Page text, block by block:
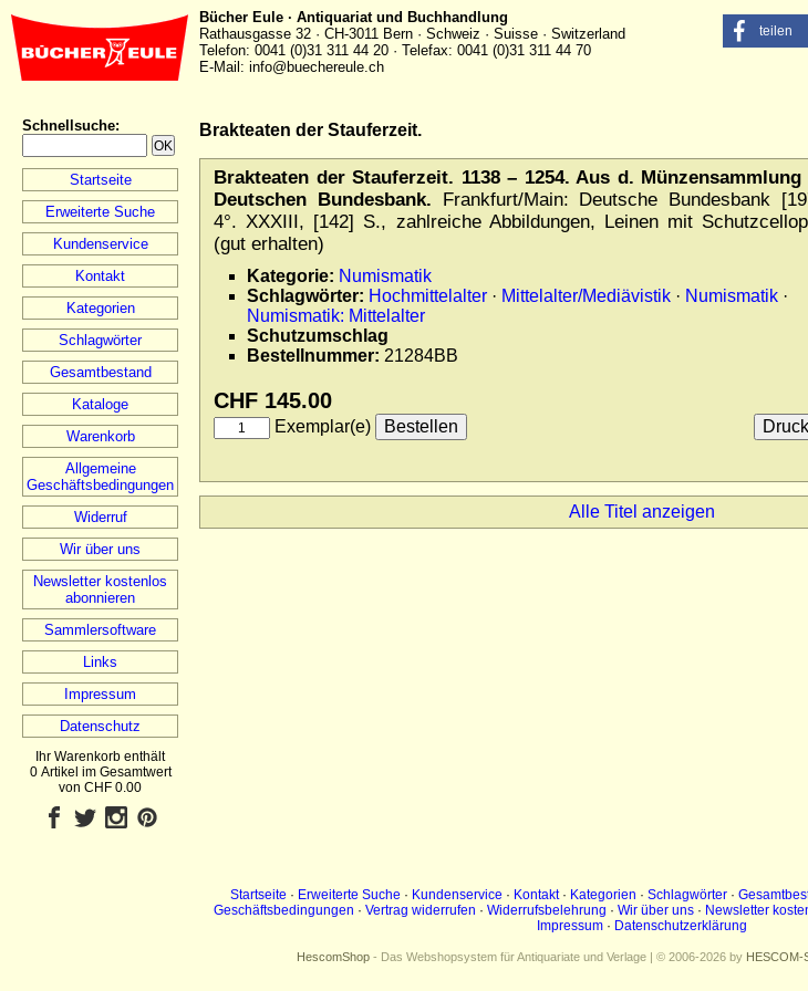
Bücher Eule · Antiquariat und Buchhandlung
Rathausgasse 32 · CH-3011 Bern · Schweiz · Suisse · Switzerland
Telefon: 0041 (0)31 311 44 20 · Telefax: 0041 (0)31 311 44 70
E-Mail: info@buechereule.ch
teilen
Schnellsuche:
Startseite
Erweiterte Suche
Kundenservice
Kontakt
Kategorien
Schlagwörter
Gesamtbestand
Kataloge
Warenkorb
Allgemeine
Geschäftsbedingungen
Widerruf
Wir über uns
Newsletter kostenlos
abonnieren
Sammlersoftware
Links
Impressum
Datenschutz
Ihr Warenkorb enthält
0 Artikel im Gesamtwert
von CHF 0.00
Brakteaten der Stauferzeit.
Brakteaten der Stauferzeit. 1138 – 1254. Aus d. Münzensammlung
Deutschen Bundesbank. Frankfurt/Main: Deutsche Bundesbank
4°. XXXIII, [142] S., zahlreiche Abbildungen, Leinen mit
(gut erhalten)
Kategorie: Numismatik
Schlagwörter: Hochmittelalter · Mittelalter/Mediävistik · Numismatik ·
Numismatik: Mittelalter
Schutzumschlag
Bestellnummer: 21284BB
CHF 145.00
Exemplar(e)
Alle Titel anzeigen
Startseite · Erweiterte Suche · Kundenservice · Kontakt· Kategorien · Schlagwörter·
Geschäftsbedingungen · Vertrag widerrufen · Widerrufsbelehrung · Wir über uns · Newsletter
Impressum · Datenschutzerklärung
HescomShop - Das Webshopsystem für Antiquariate und Verlage | © 2006-2026 by HESCOM-